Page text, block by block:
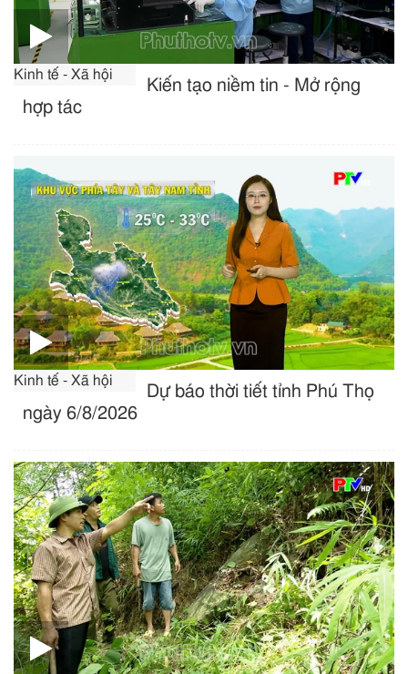
Kinh tế - Xã hội
Kiến tạo niềm tin - Mở rộng
hợp tác
Kinh tế - Xã hội
Dự báo thời tiết tỉnh Phú Thọ
ngày 6/8/2026